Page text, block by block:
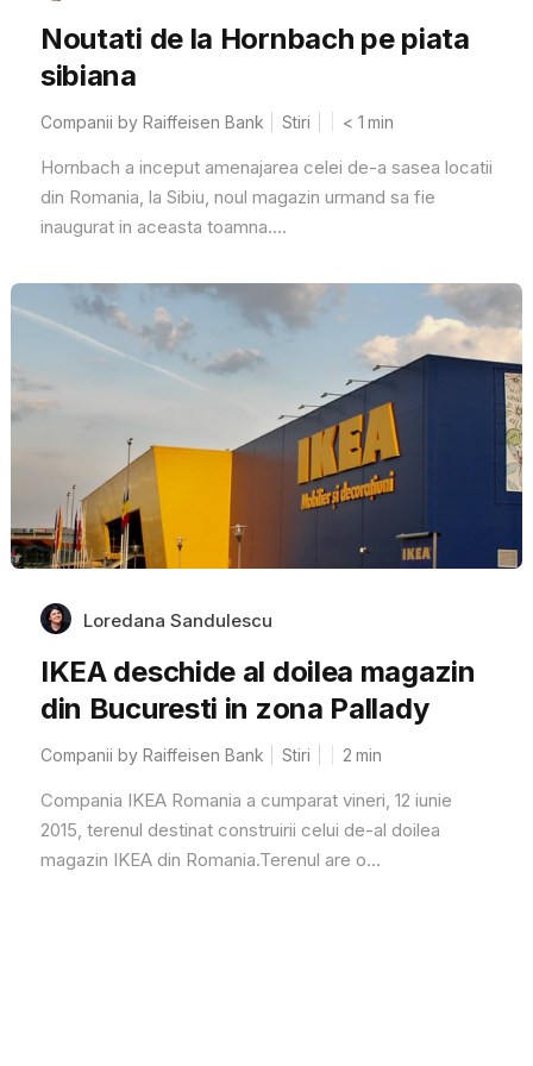
Noutati de la Hornbach pe piata
sibiana
Companii by Raiffeisen Bank Stiri < 1 min
Hornbach a inceput amenajarea celei de-a sasea locatii
din Romania, la Sibiu, noul magazin urmand sa fie
inaugurat in aceasta toamna....
Loredana Sandulescu
IKEA deschide al doilea magazin
din Bucuresti in zona Pallady
Companii by Raiffeisen Bank Stiri 2 min
Compania IKEA Romania a cumparat vineri, 12 iunie
2015, terenul destinat construirii celui de-al doilea
magazin IKEA din Romania.Terenul are o...